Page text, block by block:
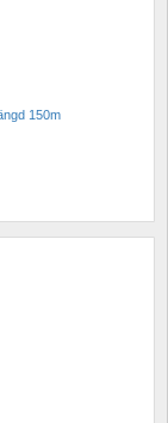
150m